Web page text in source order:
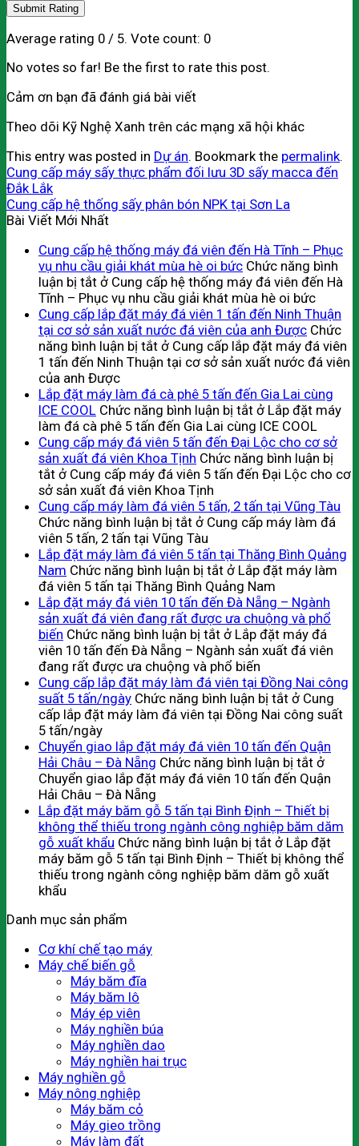
Submit Rating
Average rating 0 / 5. Vote count: 0
No votes so far! Be the first to rate this post.
Cảm ơn bạn đã đánh giá bài viết
Theo dõi Kỹ Nghệ Xanh trên các mạng xã hội khác
This entry was posted in Dự án. Bookmark the permalink.
Cung cấp máy sấy thực phẩm đối lưu 3D sấy macca đến
Đắk Lắk
Cung cấp hệ thống sấy phân bón NPK tại Sơn La
Bài Viết Mới Nhất
Cung cấp hệ thống máy đá viên đến Hà Tĩnh – Phục
vụ nhu cầu giải khát mùa hè oi bức Chức năng bình
luận bị tắt ở Cung cấp hệ thống máy đá viên đến Hà
Tĩnh – Phục vụ nhu cầu giải khát mùa hè oi bức
Cung cấp lắp đặt máy đá viên 1 tấn đến Ninh Thuận
tại cơ sở sản xuất nước đá viên của anh Được Chức
năng bình luận bị tắt ở Cung cấp lắp đặt máy đá viên
1 tấn đến Ninh Thuận tại cơ sở sản xuất nước đá viên
của anh Được
Lắp đặt máy làm đá cà phê 5 tấn đến Gia Lai cùng
ICE COOL Chức năng bình luận bị tắt ở Lắp đặt máy
làm đá cà phê 5 tấn đến Gia Lai cùng ICE COOL
Cung cấp máy đá viên 5 tấn đến Đại Lộc cho cơ sở
sản xuất đá viên Khoa Tịnh Chức năng bình luận bị
tắt ở Cung cấp máy đá viên 5 tấn đến Đại Lộc cho cơ
sở sản xuất đá viên Khoa Tịnh
Cung cấp máy làm đá viên 5 tấn, 2 tấn tại Vũng Tàu
Chức năng bình luận bị tắt ở Cung cấp máy làm đá
viên 5 tấn, 2 tấn tại Vũng Tàu
Lắp đặt máy làm đá viên 5 tấn tại Thăng Bình Quảng
Nam Chức năng bình luận bị tắt ở Lắp đặt máy làm
đá viên 5 tấn tại Thăng Bình Quảng Nam
Lắp đặt máy đá viên 10 tấn đến Đà Nẵng – Ngành
sản xuất đá viên đang rất được ưa chuộng và phổ
biến Chức năng bình luận bị tắt ở Lắp đặt máy đá
viên 10 tấn đến Đà Nẵng – Ngành sản xuất đá viên
đang rất được ưa chuộng và phổ biến
Cung cấp lắp đặt máy làm đá viên tại Đồng Nai công
suất 5 tấn/ngày Chức năng bình luận bị tắt ở Cung
cấp lắp đặt máy làm đá viên tại Đồng Nai công suất
5 tấn/ngày
Chuyển giao lắp đặt máy đá viên 10 tấn đến Quận
Hải Châu – Đà Nẵng Chức năng bình luận bị tắt ở
Chuyển giao lắp đặt máy đá viên 10 tấn đến Quận
Hải Châu – Đà Nẵng
Lắp đặt máy băm gỗ 5 tấn tại Bình Định – Thiết bị
không thể thiếu trong ngành công nghiệp băm dăm
gỗ xuất khẩu Chức năng bình luận bị tắt ở Lắp đặt
máy băm gỗ 5 tấn tại Bình Định – Thiết bị không thể
thiếu trong ngành công nghiệp băm dăm gỗ xuất
khẩu
Danh mục sản phẩm
Cơ khí chế tạo máy
Máy chế biến gỗ
Máy băm đĩa
Máy băm lô
Máy ép viên
Máy nghiền búa
Máy nghiền dao
Máy nghiền hai trục
Máy nghiền gỗ
Máy nông nghiệp
Máy băm cỏ
Máy gieo trồng
Máy làm đất